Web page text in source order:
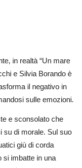
in realtà “Un mare
e Silvia Borando è
il negativo in
sulle emozioni.
e sconsolato che
su di morale. Sul suo
giù di corda
si imbatte in una